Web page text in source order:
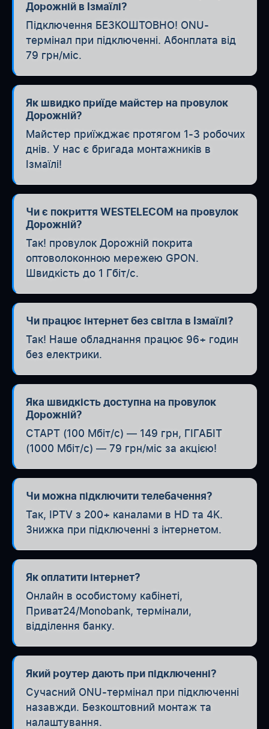
Дорожній в Ізмаїлі?
Підключення БЕЗКОШТОВНО! ONU-
термінал при підключенні. Абонплата від
79 грн/міс.
Як швидко приїде майстер на провулок
Дорожній?
Майстер приїжджає протягом 1-3 робочих
днів. У нас є бригада монтажників в
Ізмаїлі!
Чи є покриття WESTELECOM на провулок
Дорожній?
Так! провулок Дорожній покрита
оптоволоконною мережею GPON.
Швидкість до 1 Гбіт/с.
Чи працює інтернет без світла в Ізмаїлі?
Так! Наше обладнання працює 96+ годин
без електрики.
Яка швидкість доступна на провулок
Дорожній?
СТАРТ (100 Мбіт/с) — 149 грн, ГІГАБІТ
(1000 Мбіт/с) — 79 грн/міс за акцією!
Чи можна підключити телебачення?
Так, IPTV з 200+ каналами в HD та 4K.
Знижка при підключенні з інтернетом.
Як оплатити інтернет?
Онлайн в особистому кабінеті,
Приват24/Monobank, термінали,
відділення банку.
Який роутер дають при підключенні?
Сучасний ONU-термінал при підключенні
назавжди. Безкоштовний монтаж та
налаштування.